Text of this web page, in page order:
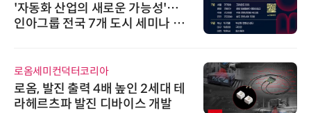
'자동화 산업의 새로운 가능성'…
인아그룹 전국 7개 도시 세미나 페
로옴세미컨덕터코리아
로옴, 발진 출력 4배 높인 2세대 테
라헤르츠파 발진 디바이스 개발